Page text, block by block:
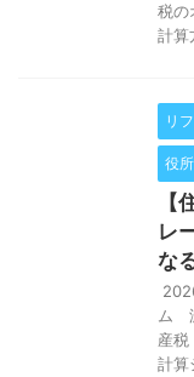
税の
計算
リ
役
【
レ
な
ム
産
計算